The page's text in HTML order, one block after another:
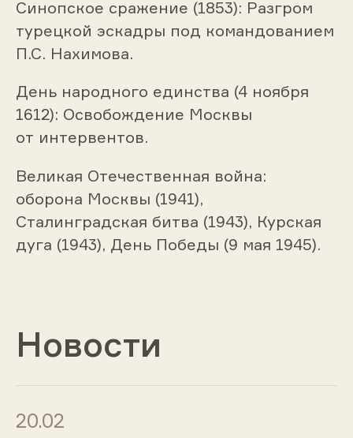
Синопское сражение (1853): Разгром
турецкой эскадры под командованием
П.С. Нахимова.
День народного единства (4 ноября
1612): Освобождение Москвы
от интервентов.
Великая Отечественная война:
оборона Москвы (1941),
Сталинградская битва (1943), Курская
дуга (1943), День Победы (9 мая 1945).
Новости
20.02